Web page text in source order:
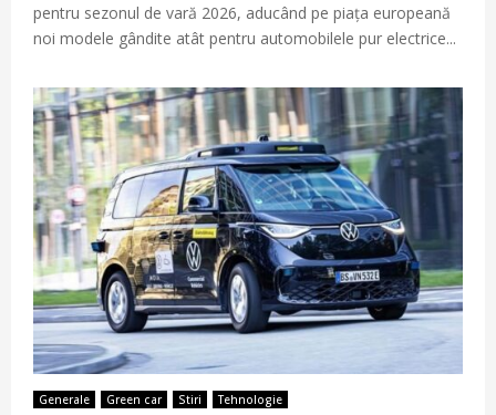
pentru sezonul de vară 2026, aducând pe piața europeană
noi modele gândite atât pentru automobilele pur electrice...
Generale Green car Stiri Tehnologie